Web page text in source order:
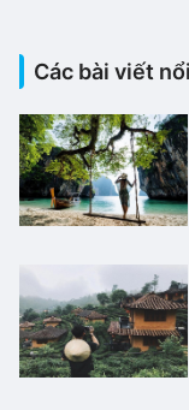
Các bài viết